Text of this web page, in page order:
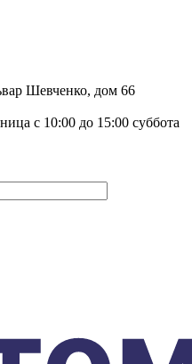
Шевченко, дом 66
с 10:00 до 15:00 суббота